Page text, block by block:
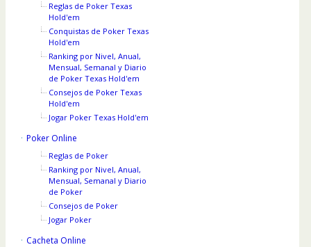
Reglas de Poker Texas
Hold'em
Conquistas de Poker Texas
Hold'em
Ranking por Nivel, Anual,
Mensual, Semanal y Diario
de Poker Texas Hold'em
Consejos de Poker Texas
Hold'em
Jogar Poker Texas Hold'em
Poker Online
Reglas de Poker
Ranking por Nivel, Anual,
Mensual, Semanal y Diario
de Poker
Consejos de Poker
Jogar Poker
Cacheta Online